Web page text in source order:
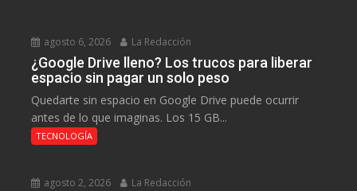
agosto 6, 2026 La Redacción
¿Google Drive lleno? Los trucos para liberar
espacio sin pagar un solo peso
Quedarte sin espacio en Google Drive puede ocurrir
antes de lo que imaginas. Los 15 GB...
TECNOLOGÍA
agosto 2, 2026 La Redacción